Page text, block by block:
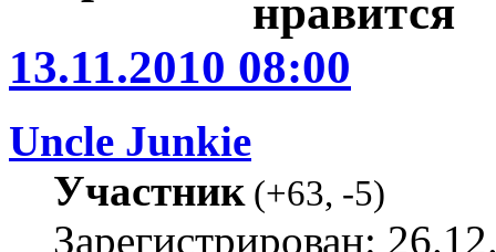
13.11.2010 08:00
Uncle Junkie
Участник(+63, -5)
Зарегистрирован: